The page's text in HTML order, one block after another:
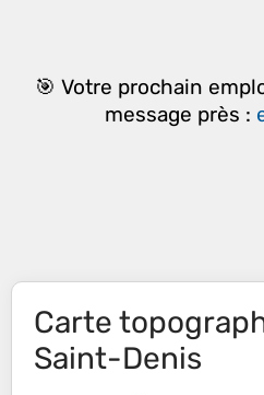
🎯 Votre prochain
message près :
Carte
Saint-Denis